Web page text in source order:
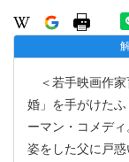
＜若手映画作家
婚」を手がけた
ーマン・コメデ
姿をした父に戸